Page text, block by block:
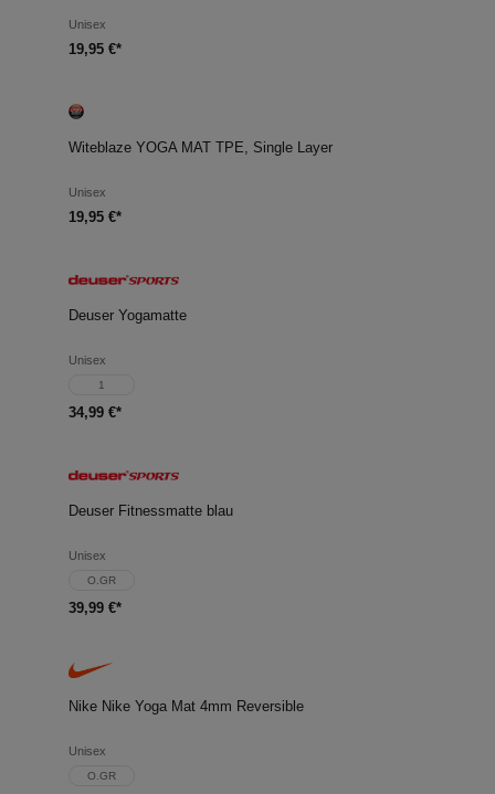
Unisex
19,95 €*
Witeblaze YOGA MAT TPE, Single Layer
Unisex
19,95 €*
Deuser Yogamatte
Unisex
1
34,99 €*
Deuser Fitnessmatte blau
Unisex
O.GR
39,99 €*
Nike Nike Yoga Mat 4mm Reversible
Unisex
O.GR